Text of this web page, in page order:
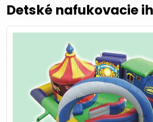
Detské nafukovacie